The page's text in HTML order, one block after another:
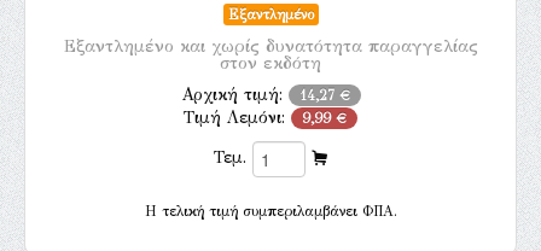
Εξαντλημένο
Εξαντλημένο και χωρίς δυνατότητα παραγγελίας
στον εκδότη
Αρχική τιμή: 14,27 €
Τιμή Λεμόνι: 9,99 €
Τεμ.
H τελική τιμή συμπεριλαμβάνει ΦΠΑ.